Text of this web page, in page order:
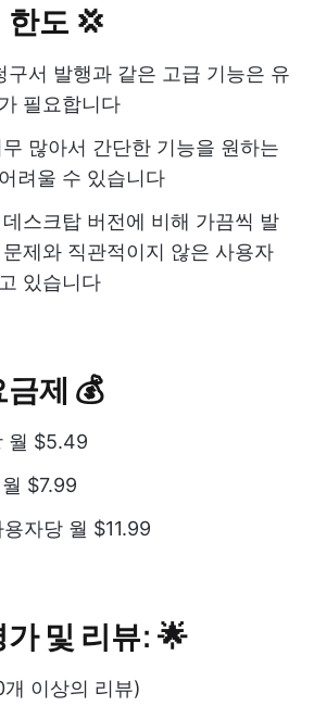
도 💢
구서 발행과 같은 고급 기능은 유
필요합니다
많아서 간단한 기능을 원하는
려울 수 있습니다
스크탑 버전에 비해 가끔씩 발
제와 직관적이지 않은 사용자
있습니다
제 💰
월 $5.49
$7.99
용자당 월 $11.99
및 리뷰: 🌟
이상의 리뷰)